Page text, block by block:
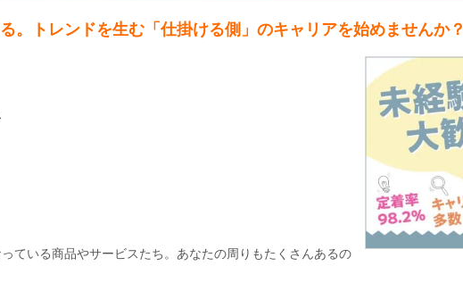
。トレンドを生む「仕掛ける側」のキャリアを始めませんか？
ている商品やサービスたち。あなたの周りもたくさんあるの